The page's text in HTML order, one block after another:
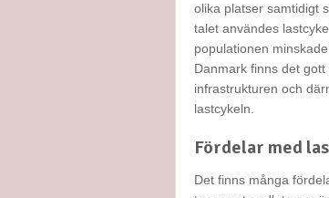
olika platser samtidigt
talet användes
populationen
Danmark finns det
infrastrukturen och
lastcykeln.
Fördelar med
Det finns många